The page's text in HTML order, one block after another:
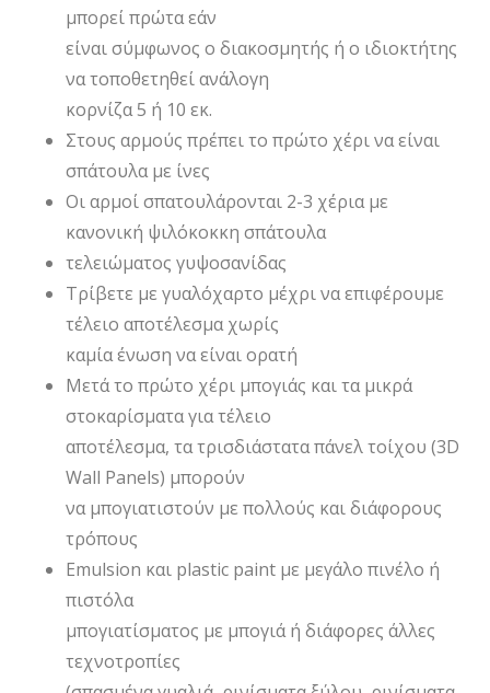
μπορεί πρώτα εάν
είναι σύμφωνος ο διακοσμητής ή ο ιδιοκτήτης
να τοποθετηθεί ανάλογη
κορνίζα 5 ή 10 εκ.
Στους αρμούς πρέπει το πρώτο χέρι να είναι
σπάτουλα με ίνες
Οι αρμοί σπατουλάρονται 2-3 χέρια με
κανονική ψιλόκοκκη σπάτουλα
τελειώματος γυψοσανίδας
Τρίβετε με γυαλόχαρτο μέχρι να επιφέρουμε
τέλειο αποτέλεσμα χωρίς
καμία ένωση να είναι ορατή
Μετά το πρώτο χέρι μπογιάς και τα μικρά
στοκαρίσματα για τέλειο
αποτέλεσμα, τα τρισδιάστατα πάνελ τοίχου (3D
Wall Panels) μπορούν
να μπογιατιστούν με πολλούς και διάφορους
τρόπους
Emulsion και plastic paint με μεγάλο πινέλο ή
πιστόλα
μπογιατίσματος με μπογιά ή διάφορες άλλες
τεχνοτροπίες